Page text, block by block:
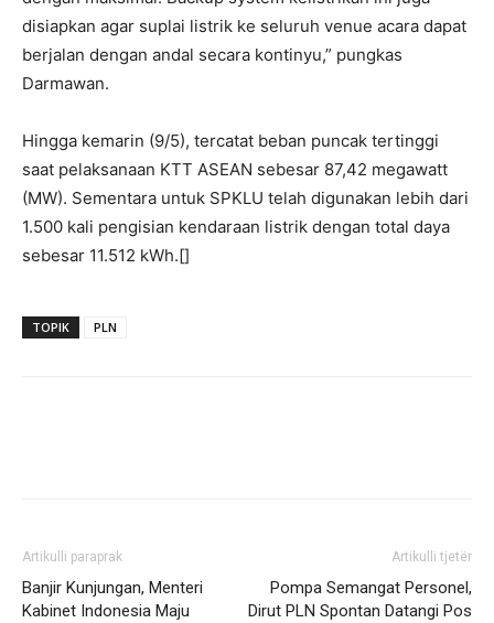
disiapkan agar suplai listrik ke seluruh venue acara dapat
berjalan dengan andal secara kontinyu,” pungkas
Darmawan.
Hingga kemarin (9/5), tercatat beban puncak tertinggi
saat pelaksanaan KTT ASEAN sebesar 87,42 megawatt
(MW). Sementara untuk SPKLU telah digunakan lebih dari
1.500 kali pengisian kendaraan listrik dengan total daya
sebesar 11.512 kWh.[]
TOPIK PLN
Artikulli paraprak
Banjir Kunjungan, Menteri
Kabinet Indonesia Maju
Artikulli tjetër
Pompa Semangat Personel,
Dirut PLN Spontan Datangi Pos